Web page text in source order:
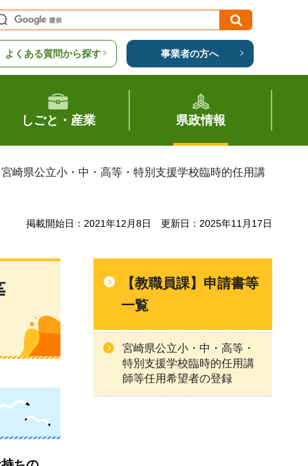
よくある質問から探す 事業者の方へ
しごと・産業 県政情報
崎県公立小・中・高等・特別支援学校臨時的任用講
掲載開始日：2021年12月8日 更新日：2025年11月17日
【教職員課】申請書等
一覧
宮崎県公立小・中・高等・
特別支援学校臨時的任用講
師等任用希望者の登録